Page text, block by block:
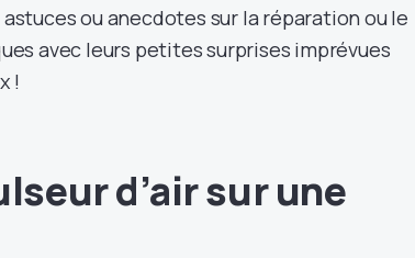
ou anecdotes sur la réparation ou le
avec leurs petites surprises imprévues
!
d’air sur une